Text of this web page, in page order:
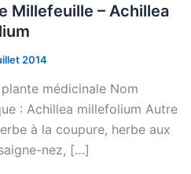
Millefeuille – Achillea
2014
médicinale Nom
: Achillea millefolium Autre
à la coupure, herbe aux
nez, […]